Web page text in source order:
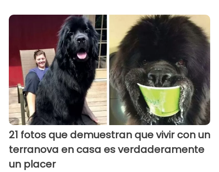
21 fotos que demuestran que vivir con un
terranova en casa es verdaderamente
un placer